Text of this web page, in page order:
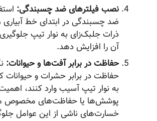
نصب فیلترهای ضد چسبندگی:
ضد چسبندگی در ابتدای خط آبیاری
ذرات جلبک‌زای به نوار تیپ جلوگیری
آن را افزایش دهد.
حفاظت در برابر آفت‌ها و حیوانات:
حفاظت در برابر حشرات و حیوانات
به نوار تیپ آسیب وارد کنند، اهمیت
پوشش‌ها یا حفاظت‌های مخصوص
خسارت‌های ناشی از این عوامل